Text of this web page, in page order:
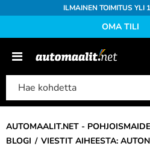
ILMAINEN TOIMITUS YLI
OMA TILI
AUTOMAALIT.NET -
BLOGI
VIESTIT AIHEESTA: